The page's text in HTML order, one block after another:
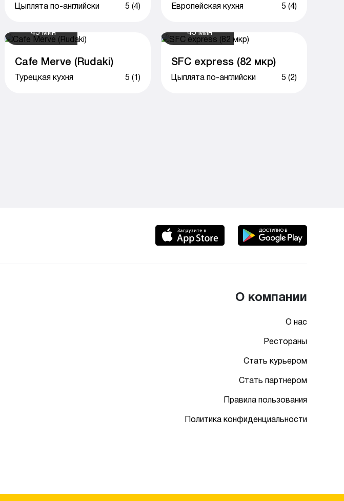
Цыплята по-английски 5 (4) Европейская кухня 5 (4)
45 мин
Cafe Merve (Rudaki)
Турецкая кухня 5 (1)
45 мин
SFC express (82 мкр)
Цыплята по-английски 5 (2)
О компании
О нас
Рестораны
Стать курьером
Стать партнером
Правила пользования
Политика конфиденциальности